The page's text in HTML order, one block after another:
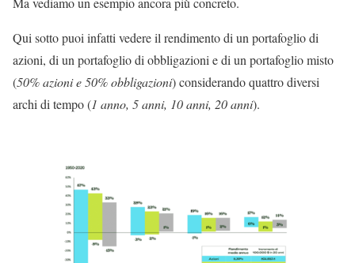
Qui sotto puoi infatti vedere il rendimento di un portafoglio di
azioni, di un portafoglio di obbligazioni e di un portafoglio misto
(50% azioni e 50% obbligazioni) considerando quattro diversi
archi di tempo (1 anno, 5 anni, 10 anni, 20 anni).